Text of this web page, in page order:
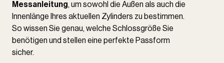
Messanleitung, um sowohl die Außen als auch die
Innenlänge Ihres aktuellen Zylinders zu bestimmen.
So wissen Sie genau, welche Schlossgröße Sie
benötigen und stellen eine perfekte Passform
sicher.